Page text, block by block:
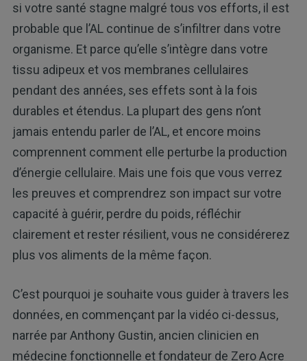
si votre santé stagne malgré tous vos efforts, il est
probable que l’AL continue de s’infiltrer dans votre
organisme. Et parce qu’elle s’intègre dans votre
tissu adipeux et vos membranes cellulaires
pendant des années, ses effets sont à la fois
durables et étendus. La plupart des gens n’ont
jamais entendu parler de l’AL, et encore moins
comprennent comment elle perturbe la production
d’énergie cellulaire. Mais une fois que vous verrez
les preuves et comprendrez son impact sur votre
capacité à guérir, perdre du poids, réfléchir
clairement et rester résilient, vous ne considérerez
plus vos aliments de la même façon.
C’est pourquoi je souhaite vous guider à travers les
données, en commençant par la vidéo ci-dessus,
narrée par Anthony Gustin, ancien clinicien en
médecine fonctionnelle et fondateur de Zero Acre